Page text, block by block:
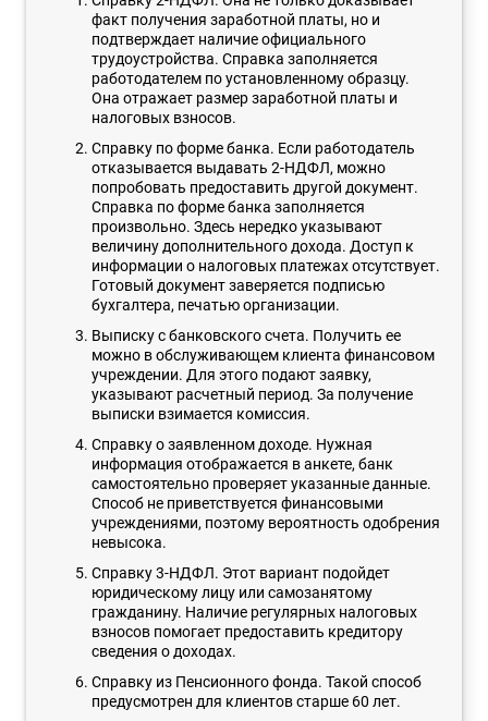
факт получения заработной платы, но и
подтверждает наличие официального
трудоустройства. Справка заполняется
работодателем по установленному образцу.
Она отражает размер заработной платы и
налоговых взносов.
Справку по форме банка. Если работодатель
отказывается выдавать 2-НДФЛ, можно
попробовать предоставить другой документ.
Справка по форме банка заполняется
произвольно. Здесь нередко указывают
величину дополнительного дохода. Доступ к
информации о налоговых платежах отсутствует.
Готовый документ заверяется подписью
бухгалтера, печатью организации.
Выписку с банковского счета. Получить ее
можно в обслуживающем клиента финансовом
учреждении. Для этого подают заявку,
указывают расчетный период. За получение
выписки взимается комиссия.
Справку о заявленном доходе. Нужная
информация отображается в анкете, банк
самостоятельно проверяет указанные данные.
Способ не приветствуется финансовыми
учреждениями, поэтому вероятность одобрения
невысока.
Справку 3-НДФЛ. Этот вариант подойдет
юридическому лицу или самозанятому
гражданину. Наличие регулярных налоговых
взносов помогает предоставить кредитору
сведения о доходах.
Справку из Пенсионного фонда. Такой способ
предусмотрен для клиентов старше 60 лет.